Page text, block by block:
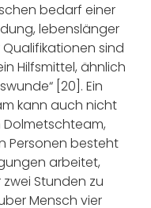
bedarf einer
lebenslänger
sind
Hilfsmittel, ähnlich
[20]. Ein
kann auch nicht
Dolmetschteam,
Personen besteht
arbeitet,
Stunden zu
Mensch vier